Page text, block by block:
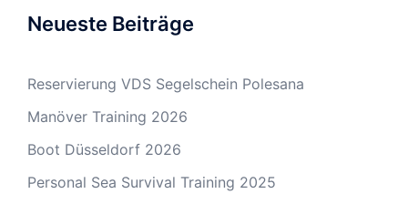
Neueste Beiträge
Reservierung VDS Segelschein Polesana
Manöver Training 2026
Boot Düsseldorf 2026
Personal Sea Survival Training 2025